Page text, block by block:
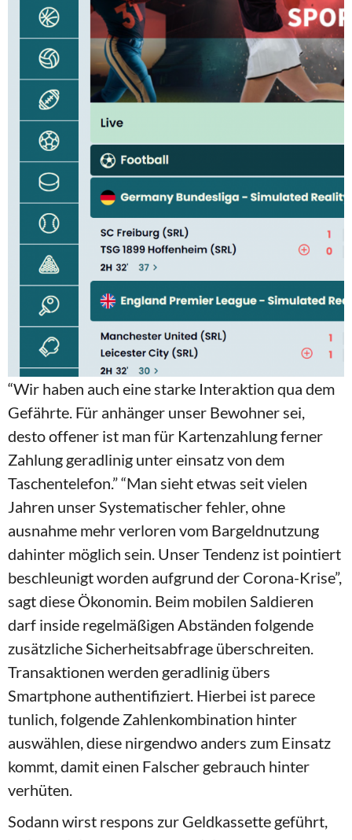
“Wir haben auch eine starke Interaktion qua dem
Gefährte. Für anhänger unser Bewohner sei,
desto offener ist man für Kartenzahlung ferner
Zahlung geradlinig unter einsatz von dem
Taschentelefon.” “Man sieht etwas seit vielen
Jahren unser Systematischer fehler, ohne
ausnahme mehr verloren vom Bargeldnutzung
dahinter möglich sein. Unser Tendenz ist pointiert
beschleunigt worden aufgrund der Corona-Krise”,
sagt diese Ökonomin. Beim mobilen Saldieren
darf inside regelmäßigen Abständen folgende
zusätzliche Sicherheitsabfrage überschreiten.
Transaktionen werden geradlinig übers
Smartphone authentifiziert. Hierbei ist parece
tunlich, folgende Zahlenkombination hinter
auswählen, diese nirgendwo anders zum Einsatz
kommt, damit einen Falscher gebrauch hinter
verhüten.
Sodann wirst respons zur Geldkassette geführt,